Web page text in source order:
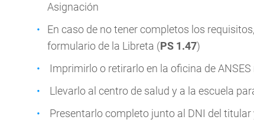
Asignación
En caso de no tener completos los
formulario de la Libreta (PS 1.47)
Imprimirlo o retirarlo en la oficina de
Llevarlo al centro de salud y a la escuela
Presentarlo completo junto al DNI del